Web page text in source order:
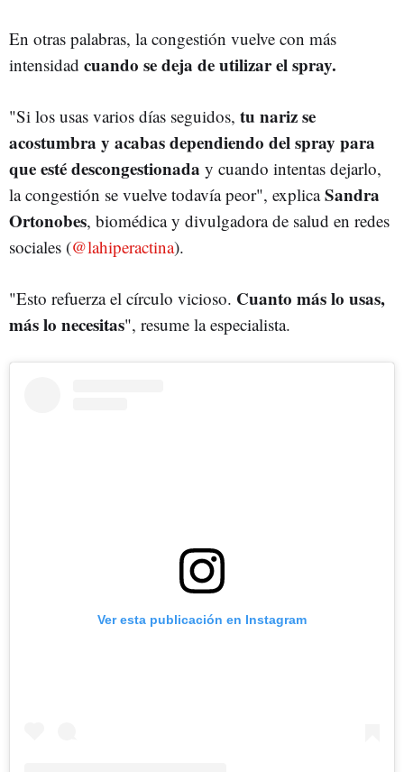
En otras palabras, la congestión vuelve con más
intensidad cuando se deja de utilizar el spray.
"Si los usas varios días seguidos, tu nariz se
acostumbra y acabas dependiendo del spray para
que esté descongestionada y cuando intentas dejarlo,
la congestión se vuelve todavía peor", explicaSandra
Ortonobes, biomédica y divulgadora de salud en redes
sociales (@lahiperactina).
"Esto refuerza el círculo vicioso. Cuanto más lo usas,
más lo necesitas", resume la especialista.
Ver esta publicación en Instagram